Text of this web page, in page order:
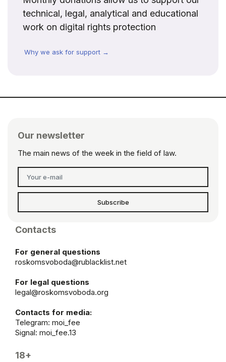
technical, legal, analytical and educational
work on digital rights protection
Why we ask for support →
Our newsletter
The main news of the week in the field of law.
Subscribe
Contacts
For general questions
roskomsvoboda@rublacklist.net
For legal questions
legal@roskomsvoboda.org
Contacts for media:
Telegram: moi_fee
Signal: moi_fee.13
18+